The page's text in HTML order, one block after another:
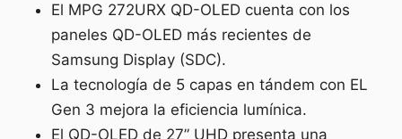
El MPG 272URX QD-OLED cuenta con los
paneles QD-OLED más recientes de
Samsung Display (SDC).
La tecnología de 5 capas en tándem con EL
Gen 3 mejora la eficiencia lumínica.
El QD-OLED de 27” UHD presenta una